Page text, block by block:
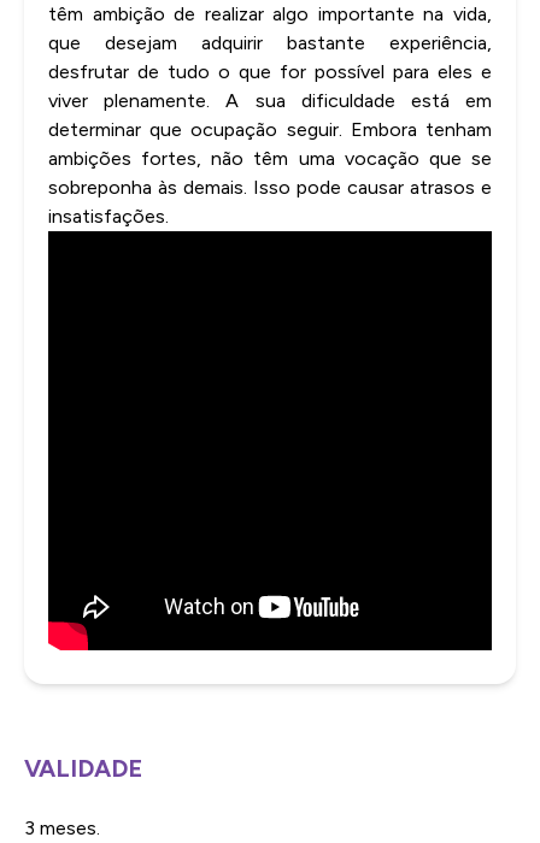
têm ambição de realizar algo importante na vida,
que desejam adquirir bastante experiência,
desfrutar de tudo o que for possível para eles e
viver plenamente. A sua dificuldade está em
determinar que ocupação seguir. Embora tenham
ambições fortes, não têm uma vocação que se
sobreponha às demais. Isso pode causar atrasos e
insatisfações.
VALIDADE
3 meses.